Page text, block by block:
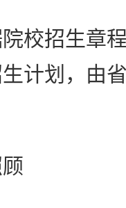
招生章程
计划，由